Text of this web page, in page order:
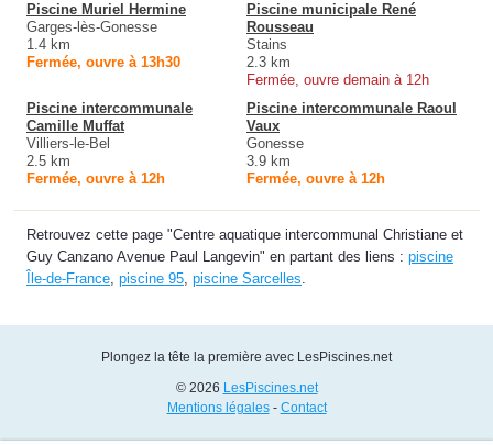
Piscine Muriel Hermine
Garges-lès-Gonesse
1.4 km
Fermée, ouvre à 13h30
Piscine municipale René
Rousseau
Stains
2.3 km
Fermée, ouvre demain à 12h
Piscine intercommunale
Camille Muffat
Villiers-le-Bel
2.5 km
Fermée, ouvre à 12h
Piscine intercommunale Raoul
Vaux
Gonesse
3.9 km
Fermée, ouvre à 12h
Retrouvez cette page "Centre aquatique intercommunal Christiane et
Guy Canzano Avenue Paul Langevin" en partant des liens : piscine
Île-de-France, piscine 95, piscine Sarcelles.
Plongez la tête la première avec LesPiscines.net
© 2026 LesPiscines.net
Mentions légales- Contact